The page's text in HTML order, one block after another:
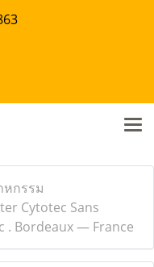
กรรม
Cytotec Sans
. Bordeaux — France